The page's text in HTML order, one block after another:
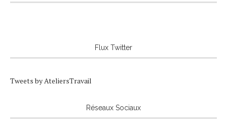
Flux Twitter
Tweets by AteliersTravail
Réseaux Sociaux